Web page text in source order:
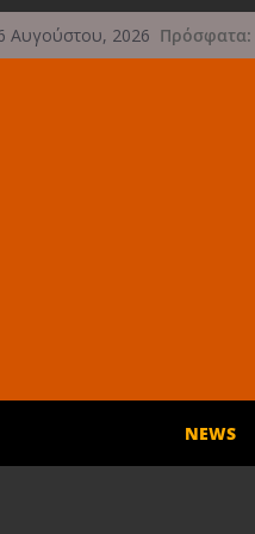
Αυγούστου, 2026 Πρόσφατα:
NEWS